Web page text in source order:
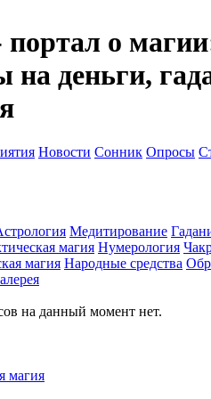
о
на деньги,
Новости Сонник Опросы
Медитирование
магия Нумерология
магия Народные средства
на данный момент нет.
магия